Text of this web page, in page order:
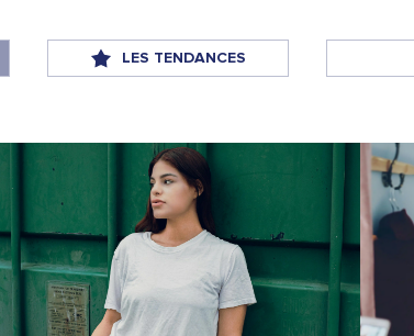
LES TENDANCES